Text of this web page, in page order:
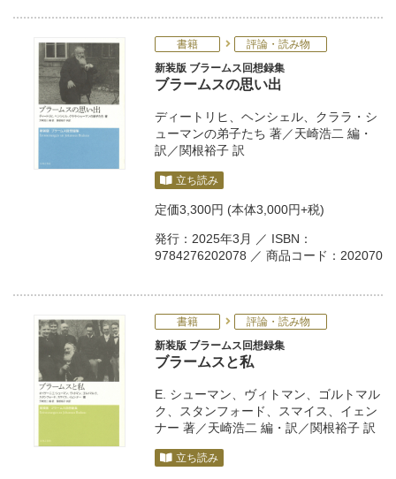
書籍
評論・読み物
新装版 ブラームス回想録集
ブラームスの思い出
ディートリヒ ヘンシェル
クララ・シ
ューマンの弟子たち 著／天崎浩二 編・
訳／関根裕子 訳
立ち読み
定価3,300円 (本体3,000円+税)
発行：2025年3月 ／ ISBN：
9784276202078 ／ 商品コード：202070
書籍
評論・読み物
新装版 ブラームス回想録集
ブラームスと私
E. シューマン ヴィトマン
ゴルトマル
ク
スタンフォード スマイス
イェン
ナー 著／天崎浩二 編・訳／関根裕子 訳
立ち読み